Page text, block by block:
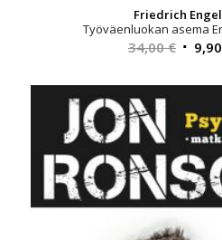
Friedrich
Työväenluokan asema
34,00€
oli:
34,00
9,90